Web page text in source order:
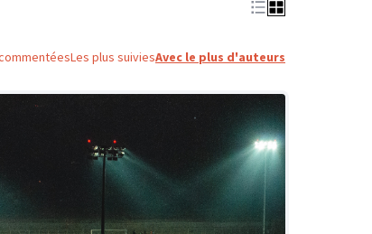
Les plus suiviesAvec le plus d'auteurs